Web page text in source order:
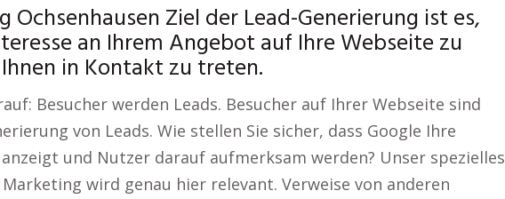
Ochsenhausen Ziel der Lead-Generierung ist es,
an Ihrem Angebot auf Ihre Webseite zu
in Kontakt zu treten.
Besucher werden Leads. Besucher auf Ihrer Webseite sind
von Leads. Wie stellen Sie sicher, dass Google Ihre
und Nutzer darauf aufmerksam werden? Unser spezielles
wird genau hier relevant. Verweise von anderen